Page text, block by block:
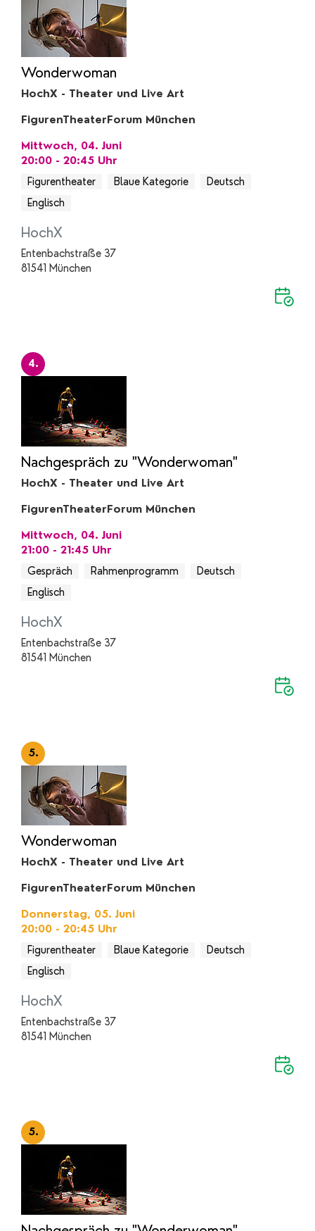
Wonderwoman
HochX - Theater und Live Art
FigurenTheaterForum München
Mittwoch, 04. Juni
20:00 - 20:45 Uhr
Figurentheater
Blaue Kategorie
Deutsch
Englisch
HochX
Entenbachstraße 37
81541 München
4.
Nachgespräch zu "Wonderwoman"
HochX - Theater und Live Art
FigurenTheaterForum München
Mittwoch, 04. Juni
21:00 - 21:45 Uhr
Gespräch
Rahmenprogramm
Deutsch
Englisch
HochX
Entenbachstraße 37
81541 München
5.
Wonderwoman
HochX - Theater und Live Art
FigurenTheaterForum München
Donnerstag, 05. Juni
20:00 - 20:45 Uhr
Figurentheater
Blaue Kategorie
Deutsch
Englisch
HochX
Entenbachstraße 37
81541 München
5.